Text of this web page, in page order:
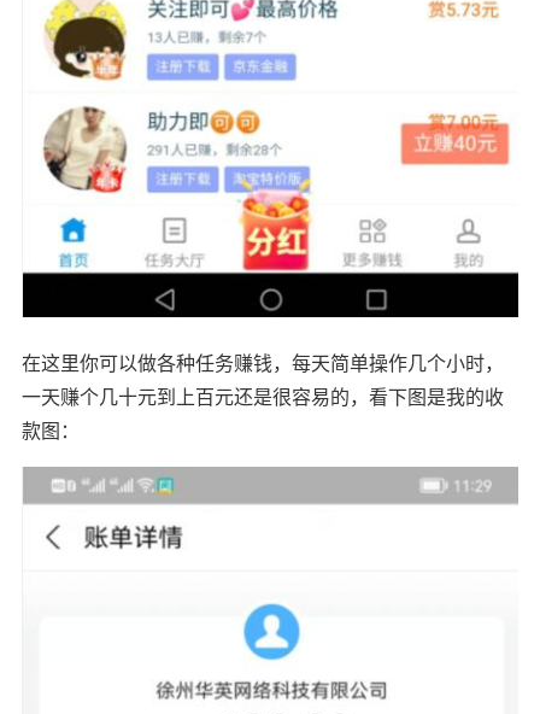
在这里你可以做各种任务赚钱，每天简单操作几个小时，
一天赚个几十元到上百元还是很容易的，看下图是我的收
款图：